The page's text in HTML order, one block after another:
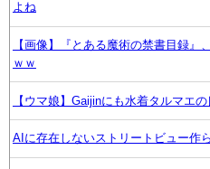
よね
【画像】『とある魔術の禁書目録』
ｗｗ
【ウマ娘】Gaijinにも水着タルマエ
AIに存在しないストリートビュー作